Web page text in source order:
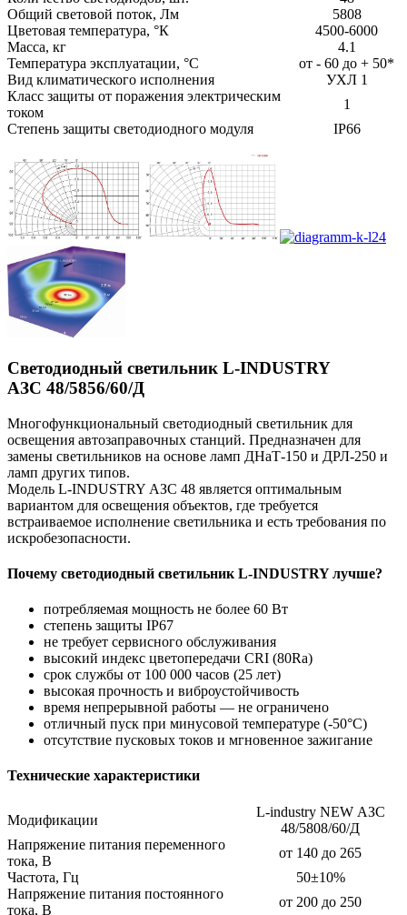
Общий световой поток, Лм
5808
Цветовая температура, °К
4500-6000
Масса, кг
4.1
Температура эксплуатации, °С
от - 60 до + 50*
Вид климатического исполнения
УХЛ 1
Класс защиты от поражения электрическим
током
1
Степень защиты светодиодного модуля
IP66
Светодиодный светильник L-INDUSTRY
АЗС 48/5856/60/Д
Многофункциональный светодиодный светильник для
освещения автозаправочных станций. Предназначен для
замены светильников на основе ламп ДНаТ-150 и ДРЛ-250 и
ламп других типов.
Модель L-INDUSTRY АЗС 48 является оптимальным
вариантом для освещения объектов, где требуется
встраиваемое исполнение светильника и есть требования по
искробезопасности.
Почему светодиодный светильник L-INDUSTRY лучше?
потребляемая мощность не более 60 Вт
степень защиты IP67
не требует сервисного обслуживания
высокий индекс цветопередачи CRI (80Ra)
срок службы от 100 000 часов (25 лет)
высокая прочность и виброустойчивость
время непрерывной работы — не ограничено
отличный пуск при минусовой температуре (-50°C)
отсутствие пусковых токов и мгновенное зажигание
Технические характеристики
Модификации
L-industry NEW АЗС
48/5808/60/Д
Напряжение питания переменного
тока, В
от 140 до 265
Частота, Гц
50±10%
Напряжение питания постоянного
тока, В
от 200 до 250